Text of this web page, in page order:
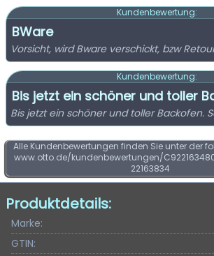
Kundenbewertung:
BWare
Vorsicht, wird Bware verschickt, bzw
Kundenbewertung:
Bis jetzt ein schöner und toller
Bis jetzt ein schöner und toller Backofen.
Alle Kundenbewertungen finden Sie unter der
www.otto.de/kundenbewertungen/
22163834
Produktdetails:
Marke:
GTIN: